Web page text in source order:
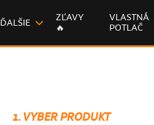
ĎALŠIE
ZĽAVY
🔥
VLASTNÁ
POTLAČ
1. VYBER PRODUKT